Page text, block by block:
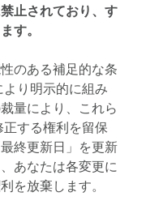
止されており、す
す。
のある補足的な条
り明示的に組み
量により、これら
する権利を留保
終更新日」を更新
あなたは各変更に
を放棄します。